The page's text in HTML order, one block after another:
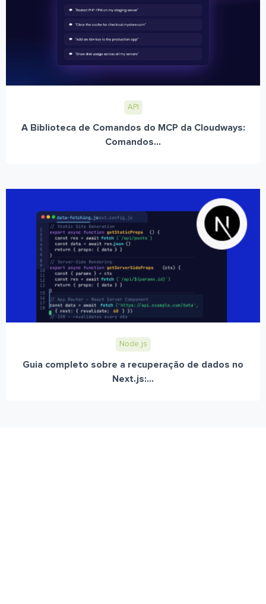
API
A Biblioteca de Comandos do MCP da Cloudways:
Comandos...
Node.js
Guia completo sobre a recuperação de dados no
Next.js:...